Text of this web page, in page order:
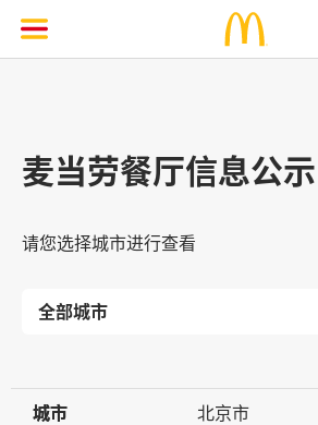
麦当劳餐厅信息公示
请您选择城市进行查看
城市
城市
北京市